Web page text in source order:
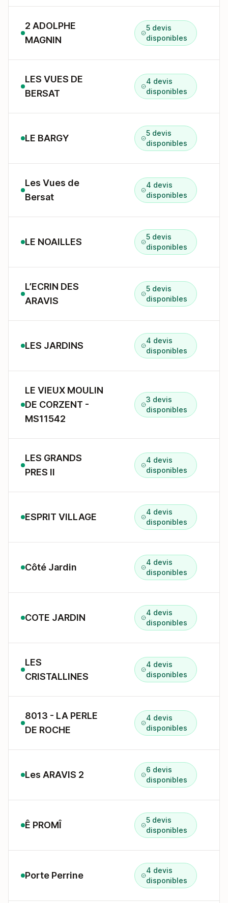
2 ADOLPHE
MAGNIN
5 devis
disponibles
LES VUES DE
BERSAT
4 devis
disponibles
LE BARGY
5 devis
disponibles
Les Vues de
Bersat
4 devis
disponibles
LE NOAILLES
5 devis
disponibles
L’ECRIN DES
ARAVIS
5 devis
disponibles
LES JARDINS
4 devis
disponibles
LE VIEUX MOULIN
DE CORZENT -
MS11542
3 devis
disponibles
LES GRANDS
PRES II
4 devis
disponibles
ESPRIT VILLAGE
4 devis
disponibles
Côté Jardin
4 devis
disponibles
COTE JARDIN
4 devis
disponibles
LES
CRISTALLINES
4 devis
disponibles
8013 - LA PERLE
DE ROCHE
4 devis
disponibles
Les ARAVIS 2
6 devis
disponibles
Ê PROMÎ
5 devis
disponibles
Porte Perrine
4 devis
disponibles